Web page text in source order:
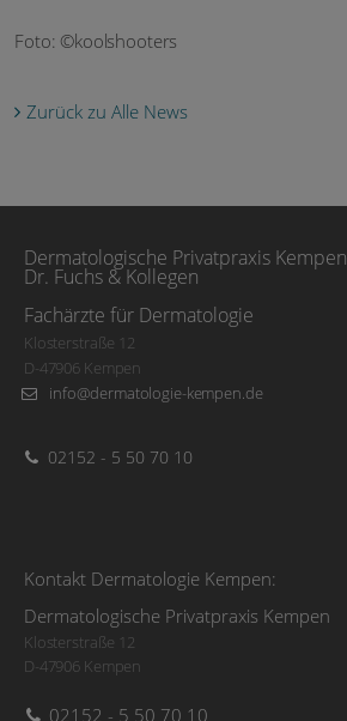
Foto: ©koolshooters
Zurück zu Alle News
Dermatologische Privatpraxis Kempen
Dr. Fuchs & Kollegen
Fachärzte für Dermatologie
Klosterstraße 12
D-47906 Kempen
info@dermatologie-kempen.de
02152 - 5 50 70 10
Kontakt Dermatologie Kempen:
Dermatologische Privatpraxis Kempen
Klosterstraße 12
D-47906 Kempen
02152 - 5 50 70 10